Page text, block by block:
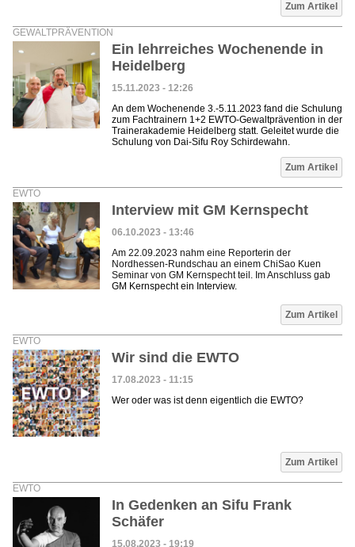
Zum Artikel
GEWALTPRÄVENTION
Ein lehrreiches Wochenende in
Heidelberg
15.11.2023 - 12:26
An dem Wochenende 3.-5.11.2023 fand die Schulung
zum Fachtrainern 1+2 EWTO-Gewaltprävention in der
Trainerakademie Heidelberg statt. Geleitet wurde die
Schulung von Dai-Sifu Roy Schirdewahn.
Zum Artikel
EWTO
Interview mit GM Kernspecht
06.10.2023 - 13:46
Am 22.09.2023 nahm eine Reporterin der
Nordhessen-Rundschau an einem ChiSao Kuen
Seminar von GM Kernspecht teil. Im Anschluss gab
GM Kernspecht ein Interview.
Zum Artikel
EWTO
Wir sind die EWTO
17.08.2023 - 11:15
Wer oder was ist denn eigentlich die EWTO?
Zum Artikel
EWTO
In Gedenken an Sifu Frank
Schäfer
15.08.2023 - 19:19